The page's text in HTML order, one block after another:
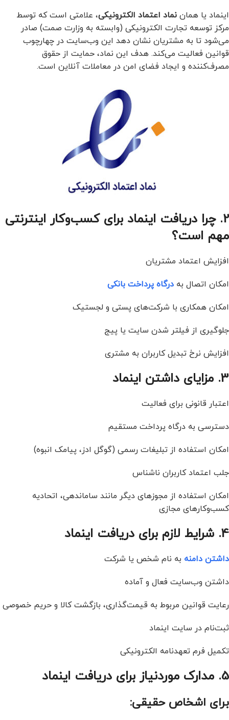
اینماد یا همان نماد اعتماد الکترونیکی، علامتی است که توسط
مرکز توسعه تجارت الکترونیکی (وابسته به وزارت صمت) صادر
می‌شود تا به مشتریان نشان دهد این وب‌سایت در چهارچوب
قوانین فعالیت می‌کند. هدف این نماد، حمایت از حقوق
مصرف‌کننده و ایجاد فضای امن در معاملات آنلاین است.
2. چرا دریافت اینماد برای کسب‌وکار اینترنتی
مهم است؟
افزایش اعتماد مشتریان
امکان اتصال به درگاه پرداخت بانکی
امکان همکاری با شرکت‌های پستی و لجستیک
جلوگیری از فیلتر شدن سایت یا پیج
افزایش نرخ تبدیل کاربران به مشتری
3. مزایای داشتن اینماد
اعتبار قانونی برای فعالیت
دسترسی به درگاه پرداخت مستقیم
امکان استفاده از تبلیغات رسمی (گوگل ادز، پیامک انبوه)
جلب اعتماد کاربران ناشناس
امکان استفاده از مجوزهای دیگر مانند ساماندهی، اتحادیه
کسب‌وکارهای مجازی
4. شرایط لازم برای دریافت اینماد
داشتن دامنه به نام شخص یا شرکت
داشتن وب‌سایت فعال و آماده
رعایت قوانین مربوط به قیمت‌گذاری، بازگشت کالا و حریم خصوصی
ثبت‌نام در سایت اینماد
تکمیل فرم تعهدنامه الکترونیکی
5. مدارک موردنیاز برای دریافت اینماد
برای اشخاص حقیقی: